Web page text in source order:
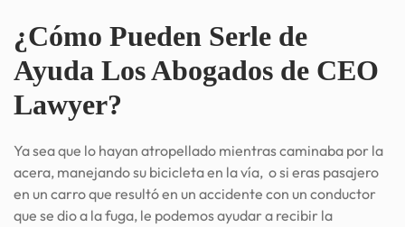
¿Cómo Pueden Serle de
Ayuda Los Abogados de CEO
Lawyer?
Ya sea que lo hayan atropellado mientras caminaba por la
acera, manejando su bicicleta en la vía, o si eras pasajero
en un carro que resultó en un accidente con un conductor
que se dio a la fuga, le podemos ayudar a recibir la